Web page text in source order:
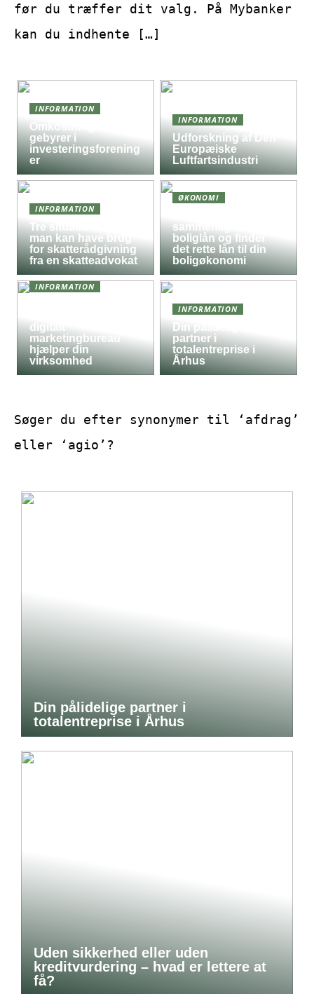
før du træffer dit valg. På Mybanker
kan du indhente […]
INFORMATION
Omkostninger og
gebyrer i
investeringsforening
er
INFORMATION
Udforskning af Den
Europæiske
Luftfartsindustri
INFORMATION
Tre situationer hvor
man kan have brug
for skatterådgivning
fra en skatteadvokat
ØKONOMI
sammenligner du
boliglån og finder
det rette lån til din
boligøkonomi
INFORMATION
digitalt
marketingbureau
hjælper din
virksomhed
INFORMATION
Din pålidelige
partner i
totalentreprise i
Århus
Søger du efter synonymer til ‘afdrag’
eller ‘agio’?
Din pålidelige partner i
totalentreprise i Århus
Uden sikkerhed eller uden
kreditvurdering – hvad er lettere at
få?